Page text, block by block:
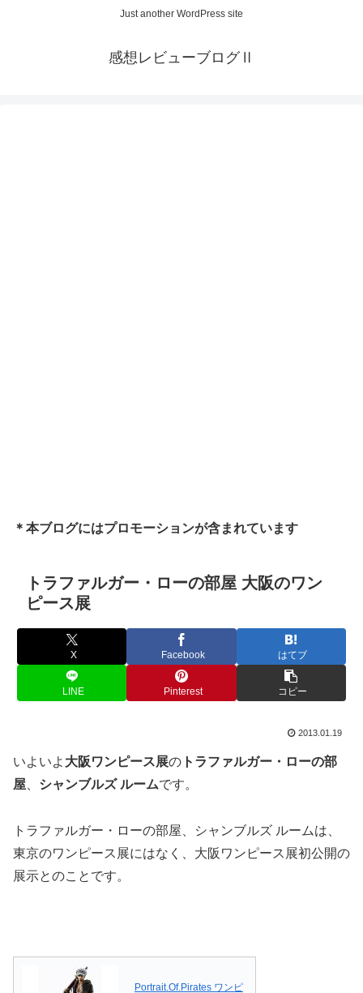
Just another WordPress site
感想レビューブログⅡ
＊本ブログにはプロモーションが含まれています
トラファルガー・ローの部屋 大阪のワン
ピース展
X Facebook はてブ
LINE Pinterest コピー
2013.01.19
いよいよ 大阪ワンピース展の トラファルガー・ローの部
屋
シャンブルズ ルームです。
トラファルガー・ローの部屋、シャンブルズ ルームは、
東京のワンピース展にはなく、大阪ワンピース展初公開の
展示とのことです。
Portrait.Of.Pirates ワンピ